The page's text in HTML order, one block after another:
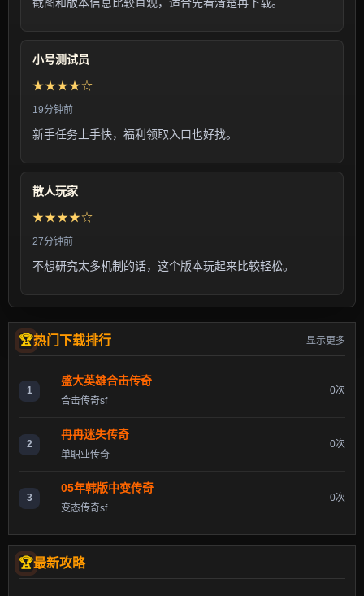
小号测试员
★★★★☆
19分钟前
新手任务上手快，福利领取入口也好找。
散人玩家
★★★★☆
27分钟前
不想研究太多机制的话，这个版本玩起来比较轻松。
热门下载排行 显示更多
1
盛大英雄合击传奇
合击传奇sf
0次
2
冉冉迷失传奇
单职业传奇
0次
3
05年韩版中变传奇
变态传奇sf
0次
最新攻略